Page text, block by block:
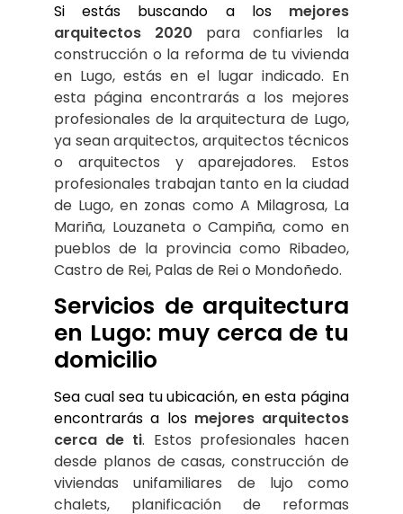
Si estás buscando a los mejores
arquitectos 2020 para confiarles la
construcción o la reforma de tu vivienda
en Lugo, estás en el lugar indicado. En
esta página encontrarás a los mejores
profesionales de la arquitectura de Lugo,
ya sean arquitectos, arquitectos técnicos
o arquitectos y aparejadores. Estos
profesionales trabajan tanto en la ciudad
de Lugo, en zonas como A Milagrosa, La
Mariña, Louzaneta o Campiña, como en
pueblos de la provincia como Ribadeo,
Castro de Rei, Palas de Rei o Mondoñedo.
Servicios de arquitectura
en Lugo: muy cerca de tu
domicilio
Sea cual sea tu ubicación, en esta página
encontrarás a los mejores arquitectos
cerca de ti. Estos profesionales hacen
desde planos de casas, construcción de
viviendas unifamiliares de lujo como
chalets, planificación de reformas